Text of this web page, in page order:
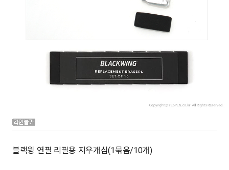
블랙윙 연필 리필용 지우개심(1묶음/10개)